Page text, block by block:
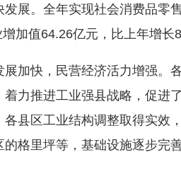
展。全年实现社会消费品零
加值64.26亿元，比上年增长
快，民营经济活力增强。各
力推进工业强县战略，促进
各县区工业结构调整取得实效
格里坪等，基础设施逐步完